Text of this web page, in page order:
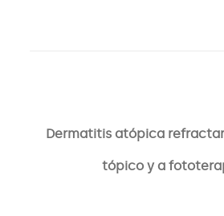
Dermatitis atópica
tópico y a